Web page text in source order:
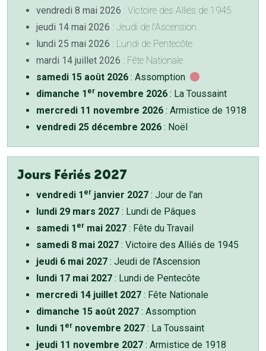
vendredi 8 mai 2026 : Victoire des Alliés de 1945
jeudi 14 mai 2026 : Jeudi de l'Ascension
lundi 25 mai 2026 : Lundi de Pentecôte
mardi 14 juillet 2026 : Fête Nationale
samedi 15 août 2026 : Assomption
dimanche 1 er novembre 2026 : La Toussaint
mercredi 11 novembre 2026 : Armistice de 1918
vendredi 25 décembre 2026 : Noël
Jours Fériés 2027
vendredi 1 er janvier 2027 : Jour de l'an
lundi 29 mars 2027 : Lundi de Pâques
samedi 1 er mai 2027 : Fête du Travail
samedi 8 mai 2027 : Victoire des Alliés de 1945
jeudi 6 mai 2027 : Jeudi de l'Ascension
lundi 17 mai 2027 : Lundi de Pentecôte
mercredi 14 juillet 2027 : Fête Nationale
dimanche 15 août 2027 : Assomption
lundi 1 er novembre 2027 : La Toussaint
jeudi 11 novembre 2027 : Armistice de 1918